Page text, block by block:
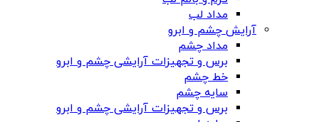
مداد لب
آرایش چشم و ابرو
مداد چشم
برس و تجهیزات آرایشی چشم و ابرو
خط چشم
سایه چشم
برس و تجهیزات آرایشی چشم و ابرو